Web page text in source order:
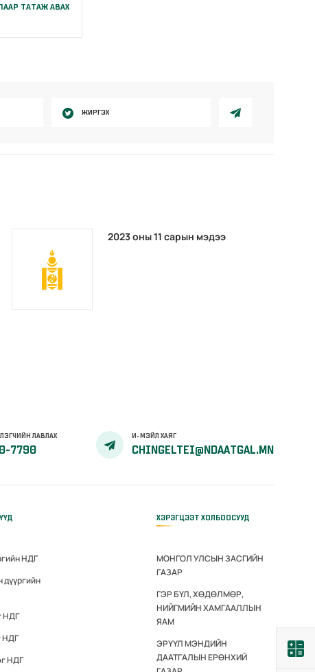
ТАТАЖ АВАХ
ЖИРГЭХ
2023 оны 11 сарын мэдээ
ЛАВЛАХ
7790
И-МЭЙЛ ХАЯГ
CHINGELTEI@NDAATGAL.MN
НДГ
дүүргийн
НДГ
НДГ
НДГ
ХЭРЭГЦЭЭТ ХОЛБООСУУД
МОНГОЛ УЛСЫН ЗАСГИЙН
ГАЗАР
ГЭР БҮЛ, ХӨДӨЛМӨР,
НИЙГМИЙН ХАМГААЛЛЫН
ЯАМ
ЭРҮҮЛ МЭНДИЙН
ДААТГАЛЫН ЕРӨНХИЙ